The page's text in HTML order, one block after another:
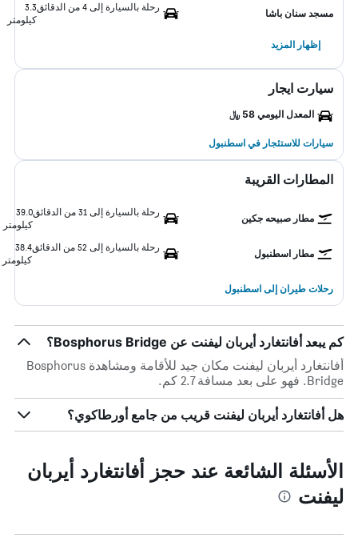
مسجد سنان باشا
رحلة بالسيارة إلى 4 من الدقائق
3.3
كيلومتر
إظهار المزيد
سيارت ايجار
المعدل اليومي 58 ﷼
سيارات للاستئجار في اسطنبول
المطارات القريبة
مطار صبيحه جكين
رحلة بالسيارة إلى 31 من الدقائق
39.0
كيلومتر
مطار اسطنبول
رحلة بالسيارة إلى 52 من الدقائق
38.4
كيلومتر
رحلات طيران إلى اسطنبول
كم يبعد أفانتغارد أيربان ليفنت عن Bosphorus Bridge؟
أفانتغارد أيربان ليفنت مكان جيد للأقامة ومشاهدة Bosphorus
Bridge. فهو على بعد مسافة 2.7 كم.
هل أفانتغارد أيربان ليفنت قريب من جامع أورطاكوي؟
الأسئلة الشائعة عند حجز أفانتغارد أيربان
ليفنت